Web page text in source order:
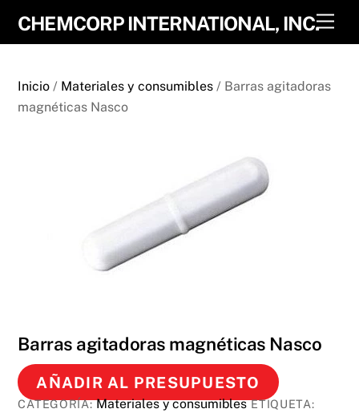
CHEMCORP INTERNATIONAL, INC.
Inicio / Materiales y consumibles / Barras agitadoras
magnéticas Nasco
Barras agitadoras magnéticas Nasco
AÑADIR AL PRESUPUESTO
CATEGORÍA:Materiales y consumibles ETIQUETA: